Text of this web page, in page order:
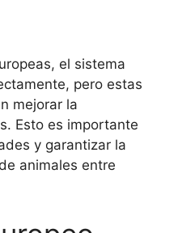
el sistema
pero estas
mejorar la
Esto es importante
y garantizar la
animales entre